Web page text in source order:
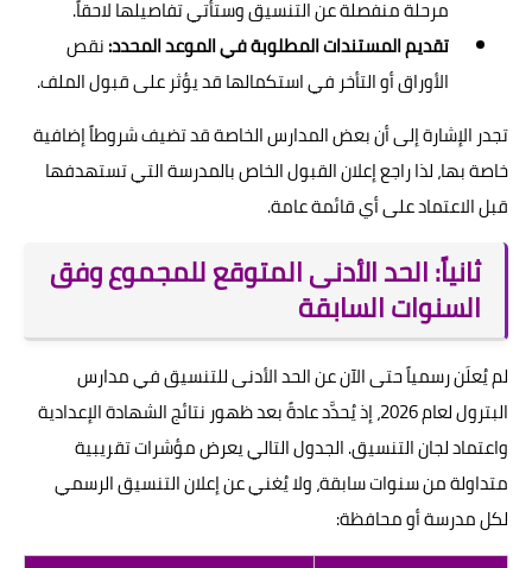
مرحلة منفصلة عن التنسيق وستأتي تفاصيلها لاحقاً.
تقديم المستندات المطلوبة في الموعد المحدد:نقص
الأوراق أو التأخر في استكمالها قد يؤثر على قبول الملف.
تجدر الإشارة إلى أن بعض المدارس الخاصة قد تضيف شروطاً إضافية
خاصة بها، لذا راجع إعلان القبول الخاص بالمدرسة التي تستهدفها
قبل الاعتماد على أي قائمة عامة.
ثانياً: الحد الأدنى المتوقع للمجموع وفق
السنوات السابقة
لم يُعلَن رسمياً حتى الآن عن الحد الأدنى للتنسيق في مدارس
البترول لعام 2026، إذ يُحدَّد عادةً بعد ظهور نتائج الشهادة الإعدادية
واعتماد لجان التنسيق. الجدول التالي يعرض مؤشرات تقريبية
متداولة من سنوات سابقة، ولا يُغني عن إعلان التنسيق الرسمي
لكل مدرسة أو محافظة: